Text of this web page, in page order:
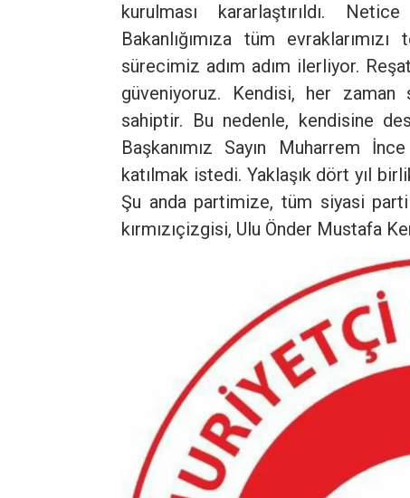
kurulması kararlaştırıldı.
Bakanlığımıza tüm
sürecimiz adım adım ilerliyor.
güveniyoruz. Kendisi, her
sahiptir. Bu nedenle, kendisine
Başkanımız Sayın Muharrem
katılmak istedi. Yaklaşık dört yıl
Şu anda partimize, tüm siyasi
kırmızıçizgisi, Ulu Önder Mustafa